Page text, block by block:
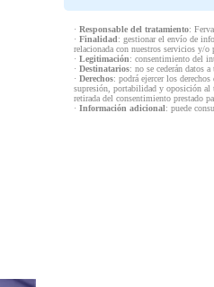
· Responsable del tratamiento:
· Finalidad: gestionar el envío de
relacionada con nuestros servicios y/o
· Legitimación: consentimiento del
· Destinatarios: no se cederán datos
· Derechos: podrá ejercer los
supresión, portabilidad y oposición al
retirada del consentimiento prestado
· Información adicional: puede